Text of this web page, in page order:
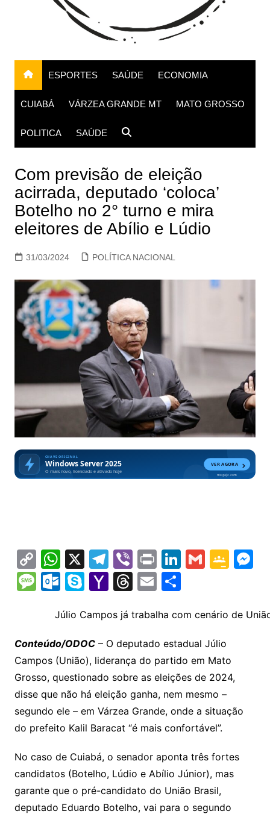
ESPORTES SAÚDE ECONOMIA
CUIABÁ VÁRZEA GRANDE MT MATO GROSSO
POLITICA SAÚDE
Com previsão de eleição
acirrada, deputado ‘coloca’
Botelho no 2° turno e mira
eleitores de Abílio e Lúdio
31/03/2024 POLÍTICA NACIONAL
C
o
p
Li
n
k
W
h
at
s
A
p
p
X T
el
e
gr
a
m
Vi
b
er
Pr
in
t
Li
n
k
e
dI
n
G
l
G
gl
Cl
a
sr
o
m
M
s
M
s
a
g
e
O
lo
o
k.
c
o
m
S
y
p
e
Y
h
o
o
M
ai
l
T
e
a
d
s
E
ai
l
S
ar
e
Júlio Campos já trabalha com cenário de
Conteúdo/ODOC – O deputado estadual Júlio
Campos (União), liderança do partido em Mato
Grosso, questionado sobre as eleições de 2024,
disse que não há eleição ganha, nem mesmo –
segundo ele – em Várzea Grande, onde a situação
do prefeito Kalil Baracat “é mais confortável”.
No caso de Cuiabá, o senador aponta três fortes
candidatos (Botelho, Lúdio e Abílio Júnior), mas
garante que o pré-candidato do União Brasil,
deputado Eduardo Botelho, vai para o segundo